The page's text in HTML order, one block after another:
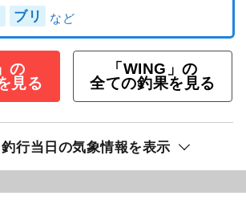
ブリ
の
見る
「WING」の
全ての釣果を見る
釣行当日の気象情報を表示